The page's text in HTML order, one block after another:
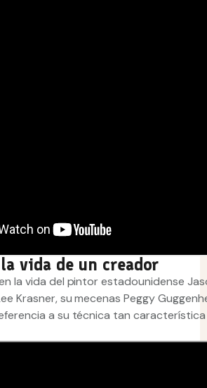
vida de un creador
la vida del pintor estadounidense
Krasner, su mecenas Peggy
a su técnica tan